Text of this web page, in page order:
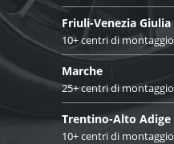
Friuli-Venezia Giulia
10+ centri di montaggio
Marche
25+ centri di montaggio
Trentino-Alto Adige
10+ centri di montaggio